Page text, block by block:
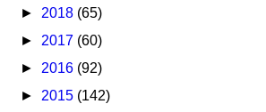
► 2018 (65)
► 2017 (60)
► 2016 (92)
► 2015 (142)